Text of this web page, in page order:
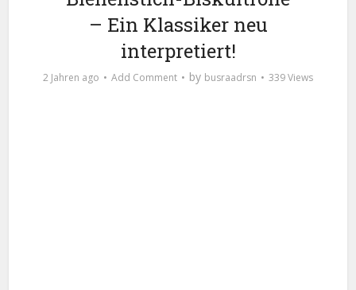
– Ein Klassiker neu
interpretiert!
2 Jahren ago Add Comment by busraadrsn 339 Views